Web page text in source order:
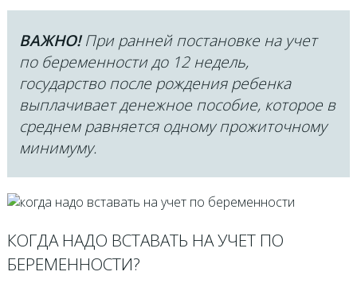
ВАЖНО!При ранней постановке на учет
по беременности до 12 недель,
государство после рождения ребенка
выплачивает денежное пособие, которое в
среднем равняется одному прожиточному
минимуму.
КОГДА НАДО ВСТАВАТЬ НА УЧЕТ ПО
БЕРЕМЕННОСТИ?